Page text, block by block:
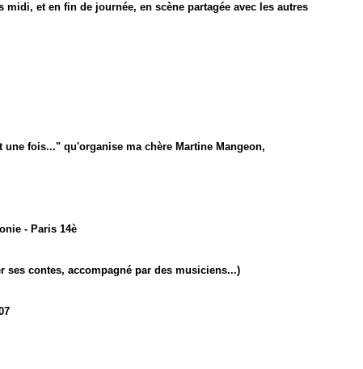
midi, et en fin de journée, en scène partagée avec les autres
une fois..." qu'organise ma chère Martine Mangeon,
- Paris 14è
ses contes, accompagné par des musiciens...)